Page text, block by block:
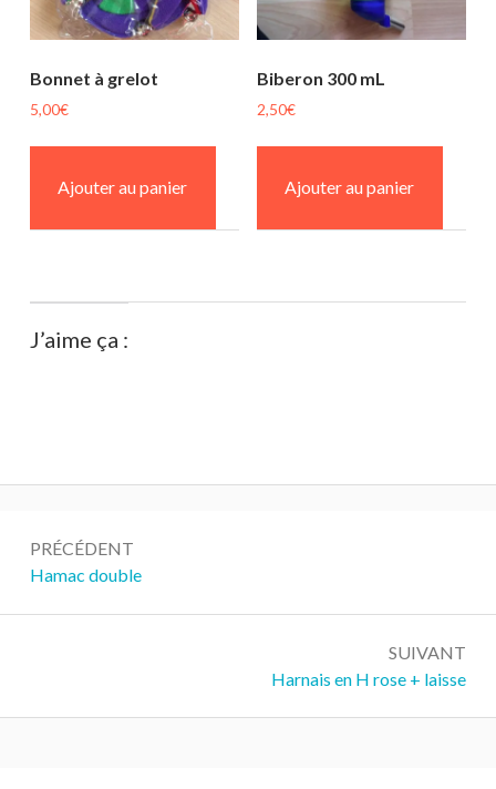
Bonnet à grelot
5,00€
Ajouter au panier
Biberon 300 mL
2,50€
Ajouter au panier
J’aime ça :
de
l’article
PRÉCÉDENT
Précédent :
Hamac double
SUIVANT
Suivant :
Harnais en H rose + laisse